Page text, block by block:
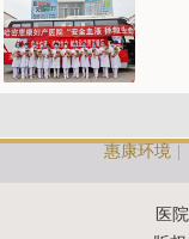
惠康环境 |
医